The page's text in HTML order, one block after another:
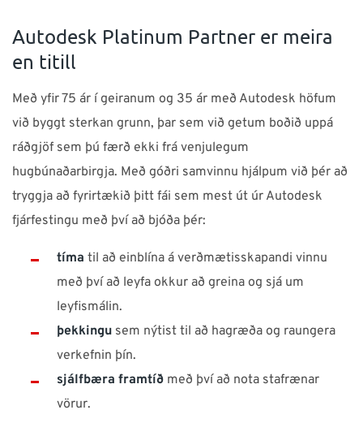
Autodesk Platinum Partner er meira
en titill
Með yfir 75 ár í geiranum og 35 ár með Autodesk höfum
við byggt sterkan grunn, þar sem við getum boðið uppá
ráðgjöf sem þú færð ekki frá venjulegum
hugbúnaðarbirgja. Með góðri samvinnu hjálpum við þér að
tryggja að fyrirtækið þitt fái sem mest út úr Autodesk
fjárfestingu með því að bjóða þér:
tíma til að einblína á verðmætisskapandi vinnu
með því að leyfa okkur að greina og sjá um
leyfismálin.
þekkingu sem nýtist til að hagræða og raungera
verkefnin þín.
sjálfbæra framtíð með því að nota stafrænar
vörur.